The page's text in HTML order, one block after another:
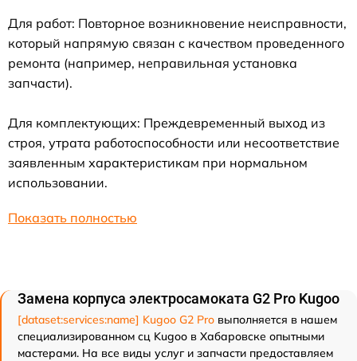
Для работ: Повторное возникновение неисправности,
который напрямую связан с качеством проведенного
ремонта (например, неправильная установка
запчасти).
Для комплектующих: Преждевременный выход из
строя, утрата работоспособности или несоответствие
заявленным характеристикам при нормальном
использовании.
Показать полностью
Замена корпуса электросамоката G2 Pro Kugoo
[dataset:services:name] Kugoo G2 Pro выполняется в нашем
специализированном сц Kugoo в Хабаровске опытными
мастерами. На все виды услуг и запчасти предоставляем